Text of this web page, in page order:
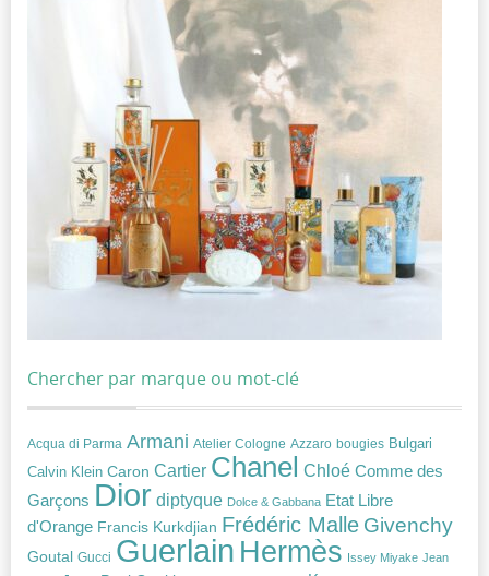
Chercher par marque ou mot-clé
Acqua di Parma Armani Atelier Cologne Azzaro bougies Bulgari
Calvin Klein Caron Cartier Chanel Chloé Comme des
Garçons Dior diptyque Dolce & Gabbana Etat Libre
d'Orange Francis Kurkdjian Frédéric Malle Givenchy
Goutal Gucci Guerlain Hermès Issey Miyake Jean